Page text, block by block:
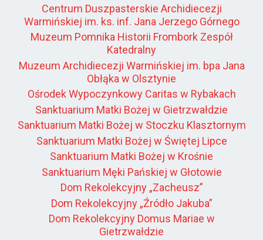
Centrum Duszpasterskie Archidiecezji
Warmińskiej im. ks. inf. Jana Jerzego Górnego
Muzeum Pomnika Historii Frombork Zespół
Katedralny
Muzeum Archidiecezji Warmińskiej im. bpa Jana
Obłąka w Olsztynie
Ośrodek Wypoczynkowy Caritas w Rybakach
Sanktuarium Matki Bożej w Gietrzwałdzie
Sanktuarium Matki Bożej w Stoczku Klasztornym
Sanktuarium Matki Bożej w Świętej Lipce
Sanktuarium Matki Bożej w Krośnie
Sanktuarium Męki Pańskiej w Głotowie
Dom Rekolekcyjny „Zacheusz”
Dom Rekolekcyjny „Źródło Jakuba”
Dom Rekolekcyjny Domus Mariae w
Gietrzwałdzie